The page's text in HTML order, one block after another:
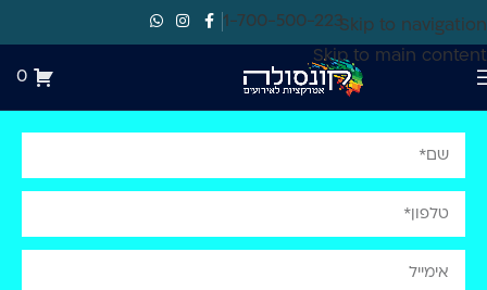
Skip to navigation
Skip to main content
1-700-500-223
0